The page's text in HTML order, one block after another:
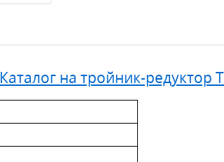
Каталог на тройник-редуктор